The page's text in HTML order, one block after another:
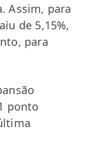
Assim, para
de 5,15%,
para
ponto